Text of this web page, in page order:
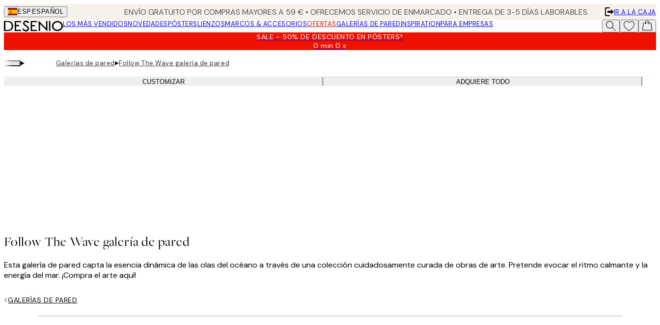
Skip
to
main
ESP ESPAÑOL ENVÍO GRATUITO POR COMPRAS MAYORES A 59 € • OFRECEMOS SERVICIO DE ENMARCADO • ENTREGA DE 3-5 DÍAS LABORABLES
IR A LA CAJA
LOS MÁS VENDIDOSNOVEDADESPÓSTERSLIENZOSMARCOS & ACCESORIOSOFERTASGALERÍAS DE PAREDINSPIRATIONPARA EMPRESAS
SALE - 50% DE DESCUENTO EN PÓSTERS*
0 min0 s
Válido
08-
▸ Galerías de pared▸Follow The Wave galería de pared
CUSTOMIZAR ADQUIERE TODO
Follow The Wave galería de pared
Esta galería de pared capta la esencia dinámica de las olas del océano a través de una colección cuidadosamente curada de obras de arte. Pretende evocar el ritmo calmante y la
energía del mar. ¡Compra el arte aquí!
GALERÍAS DE PARED